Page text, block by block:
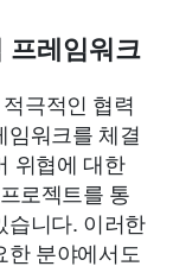
프레임워크
극적인 협력
임워크를 체결
위협에 대한
로젝트를 통
습니다. 이러한
분야에서도